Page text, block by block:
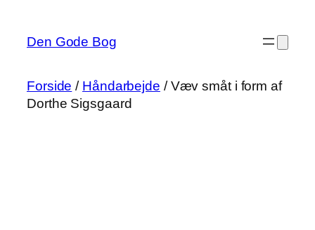
indhold
Den Gode Bog
Forside / Håndarbejde / Væv småt i form af
Dorthe Sigsgaard